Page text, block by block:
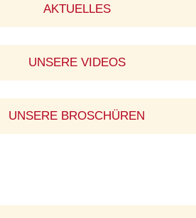
AKTUELLES
UNSERE VIDEOS
UNSERE BROSCHÜREN